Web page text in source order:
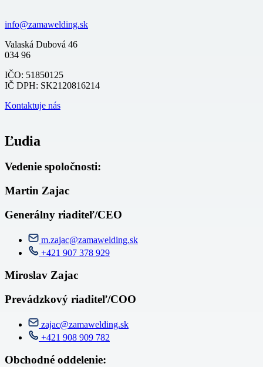
info@zamawelding.sk
Valaská Dubová 46
034 96
IČO: 51850125
IČ DPH: SK2120816214
Kontaktuje nás
Ľudia
Vedenie spoločnosti:
Martin Zajac
Generálny riaditeľ/CEO
m.zajac@zamawelding.sk
+421 907 378 929
Miroslav Zajac
Prevádzkový riaditeľ/COO
zajac@zamawelding.sk
+421 908 909 782
Obchodné oddelenie: